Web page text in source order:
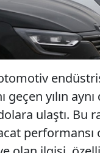
geçen yılın
ulaştı. Bu